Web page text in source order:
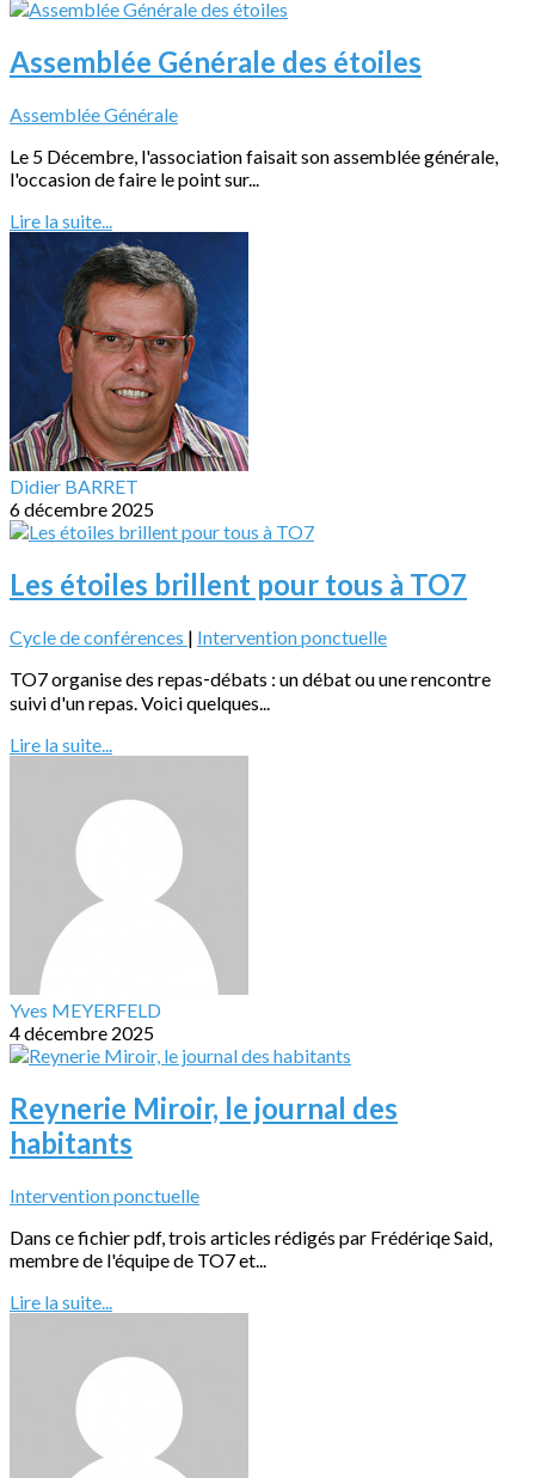
Assemblée Générale des étoiles
Assemblée Générale
Le 5 Décembre, l'association faisait son assemblée générale,
l'occasion de faire le point sur...
Lire la suite...
Didier BARRET
6 décembre 2025
Les étoiles brillent pour tous à TO7
Cycle de conférences | Intervention ponctuelle
TO7 organise des repas‐débats : un débat ou une rencontre
suivi d'un repas. Voici quelques...
Lire la suite...
Yves MEYERFELD
4 décembre 2025
Reynerie Miroir, le journal des
habitants
Intervention ponctuelle
Dans ce fichier pdf, trois articles rédigés par Frédériqe Said,
membre de l'équipe de TO7 et...
Lire la suite...